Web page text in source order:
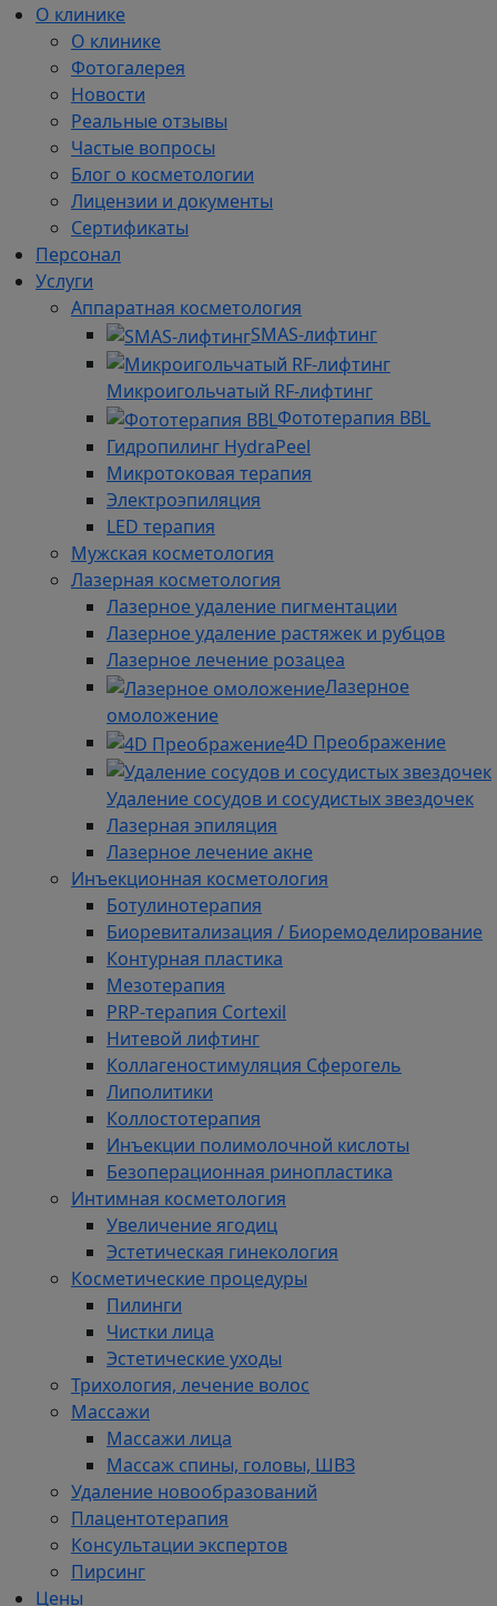
О клинике
О клинике
Фотогалерея
Новости
Реальные отзывы
Частые вопросы
Блог о косметологии
Лицензии и документы
Сертификаты
Персонал
Услуги
Аппаратная косметология
SMAS-лифтинг
Микроигольчатый RF-лифтинг
Фототерапия BBL
Гидро­пилинг HydraPeel
Микротоковая терапия
Электроэпиляция
LED терапия
Мужская косметология
Лазерная косметология
Лазерное удаление пигментации
Лазерное удаление растяжек и рубцов
Лазерное лечение розацеа
Лазерное
омоложение
4D Преображение
Удаление сосудов и сосудистых звездочек
Лазерная эпиляция
Лазерное лечение акне
Инъекционная косметология
Ботулинотерапия
Биоревитализация / Биоремоделирование
Контурная пластика
Мезотерапия
PRP-терапия Cortexil
Нитевой лифтинг
Коллагеностимуляция Сферогель
Липолитики
Коллостотерапия
Инъекции полимолочной кислоты
Безоперационная ринопластика
Интимная косметология
Увеличение ягодиц
Эстетическая гинекология
Косметические процедуры
Пилинги
Чистки лица
Эстетические уходы
Трихология, лечение волос
Массажи
Массажи лица
Массаж спины, головы, ШВЗ
Удаление новообразований
Плацентотерапия
Консультации экспертов
Пирсинг
Цены